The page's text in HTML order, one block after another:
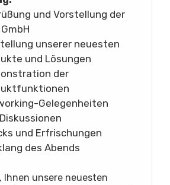
und Vorstellung der
unserer neuesten
und Lösungen
der
Gelegenheiten
und Erfrischungen
des Abends
Ihnen unsere neuesten